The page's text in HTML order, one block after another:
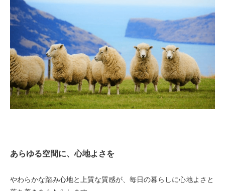
あらゆる空間に、心地よさを
やわらかな踏み心地と上質な質感が、毎日の暮らしに心地よさと